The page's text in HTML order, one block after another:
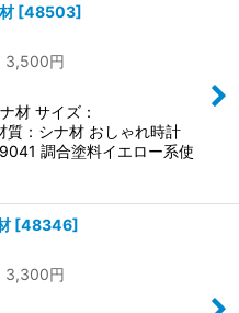
[48503]
3,500円
材 サイズ：
：シナ材 おしゃれ時計
調合塗料イエロー系使
[48346]
3,300円